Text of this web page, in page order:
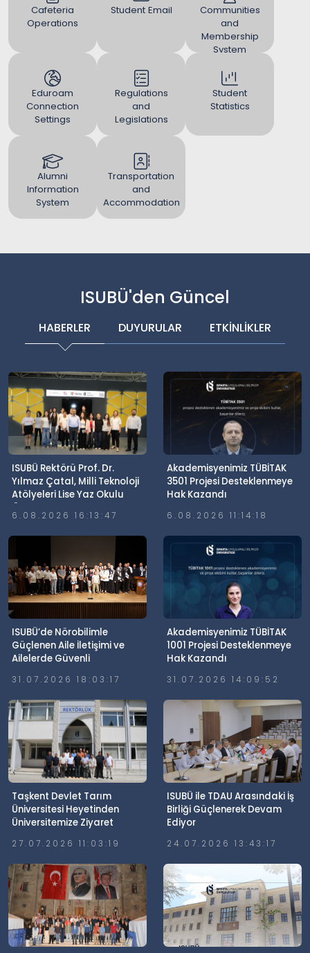
Cafeteria
Operations
Student Email
Communities
and
Membership
System
Eduroam
Connection
Settings
Regulations
and
Legislations
Student
Statistics
Alumni
Information
System
Transportation
and
Accommodation
ISUBÜ'den Güncel
HABERLER DUYURULAR ETKİNLİKLER
ISUBÜ Rektörü Prof. Dr.
Yılmaz Çatal, Milli Teknoloji
Atölyeleri Lise Yaz Okulu
Öğrencileriyle Buluştu
6.08.2026 16:13:47
Akademisyenimiz TÜBİTAK
3501 Projesi Desteklenmeye
Hak Kazandı
6.08.2026 11:14:18
ISUBÜ’de Nörobilimle
Güçlenen Aile İletişimi ve
Ailelerde Güvenli
Gerçekleştirildi
31.07.2026 18:03:17
Akademisyenimiz TÜBİTAK
1001 Projesi Desteklenmeye
Hak Kazandı
31.07.2026 14:09:52
Taşkent Devlet Tarım
Üniversitesi Heyetinden
Üniversitemize Ziyaret
27.07.2026 11:03:19
ISUBÜ ile TDAU Arasındaki İş
Birliği Güçlenerek Devam
Ediyor
24.07.2026 13:43:17